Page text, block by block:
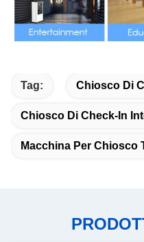
Tag: Chiosco Di
Chiosco Di Check-In
Macchina Per Chiosco